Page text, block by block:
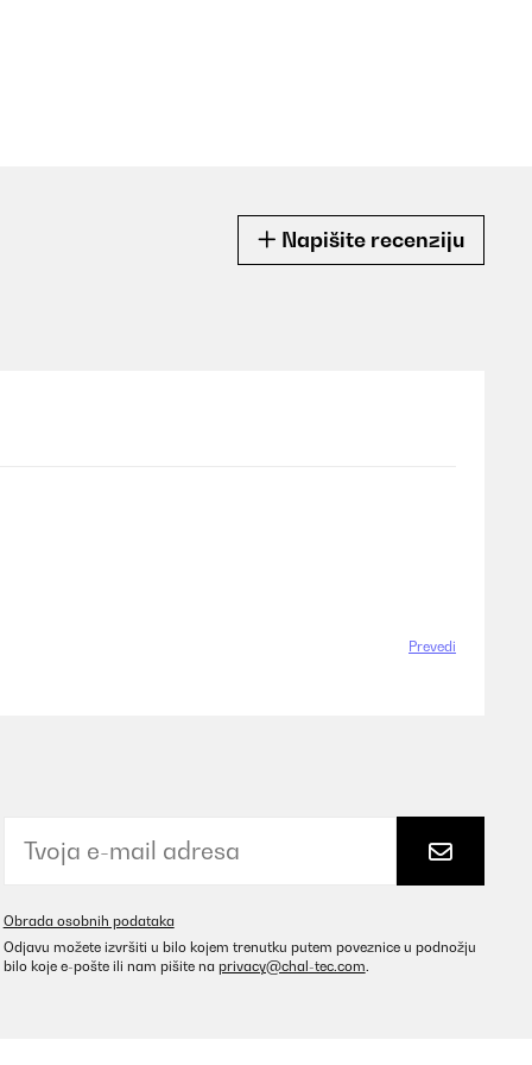
Napišite recenziju
Prevedi
Obrada osobnih podataka
Odjavu možete izvršiti u bilo kojem trenutku putem poveznice u podnožju
bilo koje e-pošte ili nam pišite na privacy@chal-tec.com.